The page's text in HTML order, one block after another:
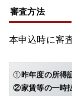
審査方法
本申込時に審
①昨年度の所得
②家賃等の一時